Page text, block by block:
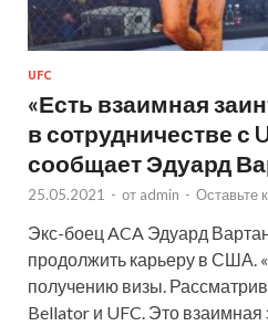
UFC
«Есть взаимная
в сотрудничестве с
сообщает Эдуард
25.05.2021 - от admin - Оставьте
Экс-боец ACA Эдуард
продолжить карьеру в США.
получению визы.
Bellator и UFC. Это взаимная